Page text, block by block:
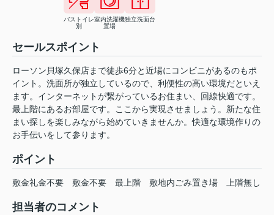
バストイレ
別
室内洗濯機
置場
独立洗面台
セールスポイント
ローソン貝塚久保店まで徒歩6分と近場にコンビニがあるのもポ
イント。洗面所が独立しているので、利便性の高い環境だといえ
ます。インターネットが繋がっているお住まい、回線快適です。
最上階にあるお部屋です。ここから実現させましょう。新たな住
まい探しを楽しみながら始めていきませんか。快適な環境作りの
お手伝いをして参ります。
ポイント
敷金礼金不要 敷金不要 最上階 敷地内ごみ置き場 上階無し
担当者のコメント